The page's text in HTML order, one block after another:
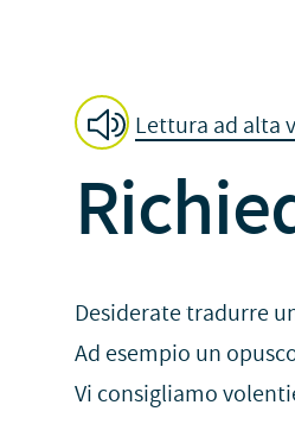
Lettura ad alta
Desiderate tradurre
Ad esempio un
Vi consigliamo